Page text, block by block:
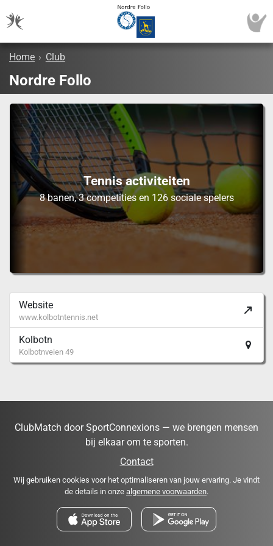
Home › Club
Nordre Follo
Tennis activiteiten
8 banen, 3 competities en 126 sociale spelers
Website
www.kolbotntennis.net
Kolbotn
Kolbotnveien 49
ClubMatch door SportConnexions — we brengen mensen
bij elkaar om te sporten.
Contact
Wij gebruiken cookies voor het optimaliseren van jouw ervaring. Je vindt
de details in onze algemene voorwaarden.